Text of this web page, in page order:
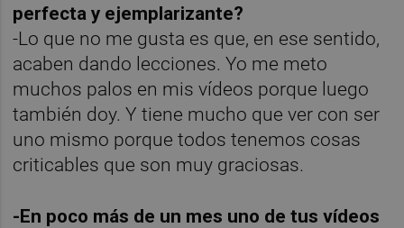
perfecta y ejemplarizante?
-Lo que no me gusta es que, en ese sentido,
acaben dando lecciones. Yo me meto
muchos palos en mis vídeos porque luego
también doy. Y tiene mucho que ver con ser
uno mismo porque todos tenemos cosas
criticables que son muy graciosas.
-En poco más de un mes uno de tus vídeos